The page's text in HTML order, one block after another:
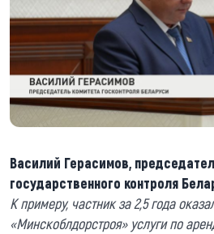
Василий Герасимов,
государственного контроля
К примеру, частник за 2,5 года
«Минскоблдорстроя» услуги по